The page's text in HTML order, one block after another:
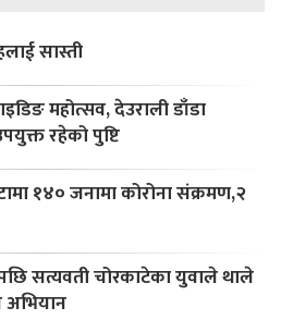
सास्ती
महोत्सव, देउराली डाँडा
रहेको पुष्टि
१४० जनामा कोरोना संक्रमण,२
सत्यवती चोरकाटेका युवाले थाले
अभियान